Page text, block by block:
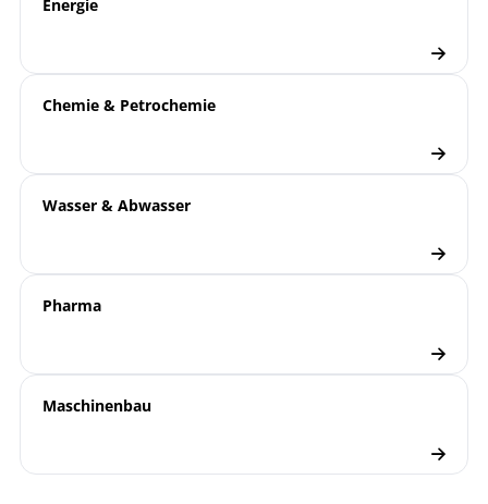
Checkliste
Energie
Chemie & Petrochemie
Wasser & Abwasser
Pharma
Maschinenbau